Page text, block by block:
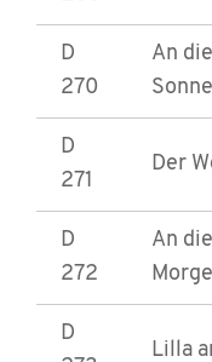
D
270
An
D
271
Der
D
272
An
D
Lilla